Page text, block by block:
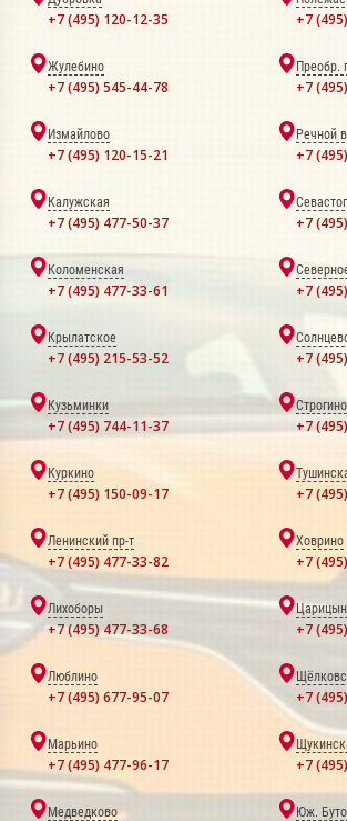
+7 (495) 120-12-35 +7
Жулебино
+7 (495) 545-44-78
Преобр.
+7
Измайлово
+7 (495) 120-15-21
Речной
+7
Калужская
+7 (495) 477-50-37 +7
Коломенская
+7 (495) 477-33-61 +7
Крылатское
+7 (495) 215-53-52 +7
Кузьминки
+7 (495) 744-11-37
Строгино
+7
Куркино
+7 (495) 150-09-17 +7
Ленинский пр-т
+7 (495) 477-33-82
Ховрино
+7
Лихоборы
+7 (495) 477-33-68 +7
Люблино
+7 (495) 677-95-07 +7
Марьино
+7 (495) 477-96-17 +7
Медведково Юж.